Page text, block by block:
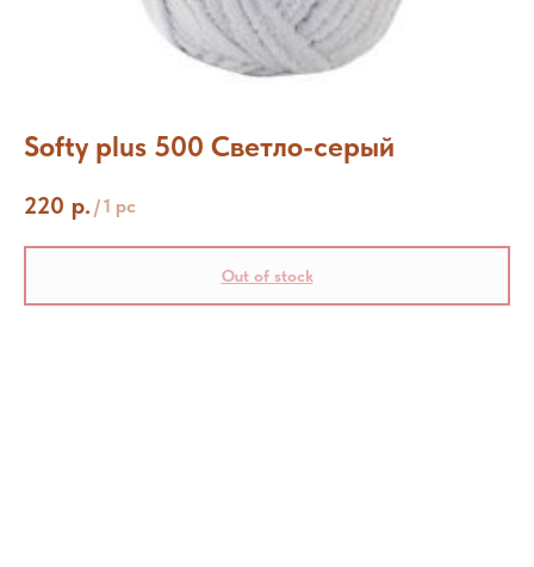
Softy plus 500 Светло-серый
220 р. /1 pc
Out of stock